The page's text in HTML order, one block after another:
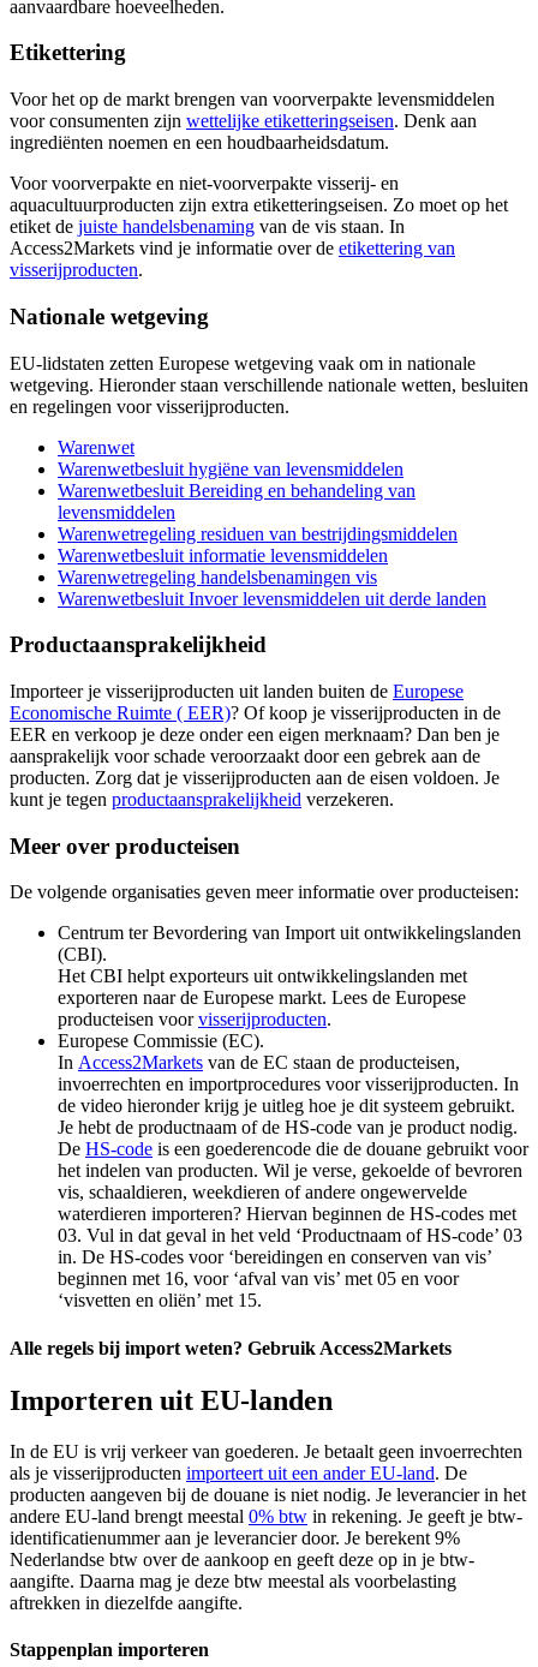
aanvaardbare hoeveelheden.
Etikettering
Voor het op de markt brengen van voorverpakte levensmiddelen
voor consumenten zijn wettelijke etiketteringseisen. Denk aan
ingrediënten noemen en een houdbaarheidsdatum.
Voor voorverpakte en niet-voorverpakte visserij- en
aquacultuurproducten zijn extra etiketteringseisen. Zo moet op het
etiket de juiste handelsbenaming van de vis staan. In
Access2Markets vind je informatie over de etikettering van
visserijproducten.
Nationale wetgeving
EU-lidstaten zetten Europese wetgeving vaak om in nationale
wetgeving. Hieronder staan verschillende nationale wetten, besluiten
en regelingen voor visserijproducten.
Warenwet
Warenwetbesluit hygiëne van levensmiddelen
Warenwetbesluit Bereiding en behandeling van
levensmiddelen
Warenwetregeling residuen van bestrijdingsmiddelen
Warenwetbesluit informatie levensmiddelen
Warenwetregeling handelsbenamingen vis
Warenwetbesluit Invoer levensmiddelen uit derde landen
Productaansprakelijkheid
Importeer je visserijproducten uit landen buiten de Europese
Economische Ruimte ( EER)? Of koop je visserijproducten in de
EER en verkoop je deze onder een eigen merknaam? Dan ben je
aansprakelijk voor schade veroorzaakt door een gebrek aan de
producten. Zorg dat je visserijproducten aan de eisen voldoen. Je
kunt je tegen productaansprakelijkheid verzekeren.
Meer over producteisen
De volgende organisaties geven meer informatie over producteisen:
Centrum ter Bevordering van Import uit ontwikkelingslanden
(CBI).
Het CBI helpt exporteurs uit ontwikkelingslanden met
exporteren naar de Europese markt. Lees de Europese
producteisen voorvisserijproducten.
Europese Commissie (EC).
In Access2Markets van de EC staan de producteisen,
invoerrechten en importprocedures voor visserijproducten. In
de video hieronder krijg je uitleg hoe je dit systeem gebruikt.
Je hebt de productnaam of de HS-code van je product nodig.
De HS-code is een goederencode die de douane gebruikt voor
het indelen van producten. Wil je verse, gekoelde of bevroren
vis, schaaldieren, weekdieren of andere ongewervelde
waterdieren importeren? Hiervan beginnen de HS-codes met
03. Vul in dat geval in het veld ‘Productnaam of HS-code’ 03
in. De HS-codes voor ‘bereidingen en conserven van vis’
beginnen met 16, voor ‘afval van vis’ met 05 en voor
‘visvetten en oliën’ met 15.
Alle regels bij import weten? Gebruik Access2Markets
Importeren uit EU-landen
In de EU is vrij verkeer van goederen. Je betaalt geen invoerrechten
als je visserijproducten importeert uit een ander EU-land. De
producten aangeven bij de douane is niet nodig. Je leverancier in het
andere EU-land brengt meestal 0% btw in rekening. Je geeft je btw-
identificatienummer aan je leverancier door. Je berekent 9%
Nederlandse btw over de aankoop en geeft deze op in je btw-
aangifte. Daarna mag je deze btw meestal als voorbelasting
aftrekken in diezelfde aangifte.
Stappenplan importeren